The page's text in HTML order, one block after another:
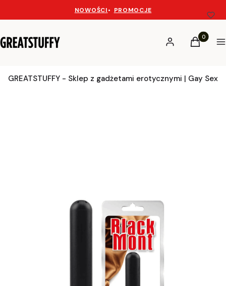
NOWOŚCI• PROMOCJE
Zaloguj sięProdukty
Koszyk
GREATSTUFFY - Sklep z gadżetami erotycznymi | Gay Sex